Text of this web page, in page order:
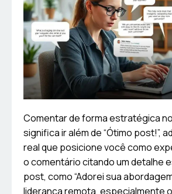
Comentar de forma estratégica
significa ir além de “Ótimo post!”,
real que posicione você como
o comentário citando um detalhe
post, como “Adorei sua
liderança remota, especialmente